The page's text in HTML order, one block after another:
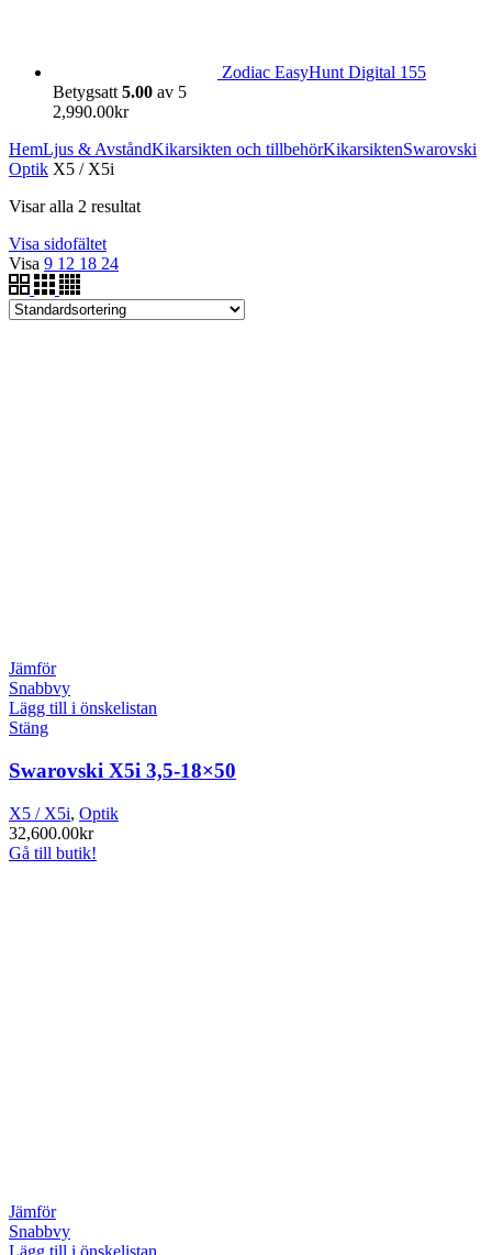
Zodiac EasyHunt Digital 155
Betygsatt 5.00 av 5
2,990.00kr
HemLjus & AvståndKikarsikten och tillbehörKikarsiktenSwarovski
Optik X5 / X5i
Visar alla 2 resultat
Visa sidofältet
Visa 9 12 18 24
Jämför
Snabbvy
Lägg till i önskelistan
Stäng
Swarovski X5i 3,5-18×50
X5 / X5i, Optik
32,600.00kr
Gå till butik!
Jämför
Snabbvy
Lägg till i önskelistan